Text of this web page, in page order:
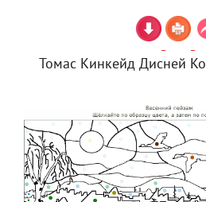
Томас Кинкейд Дисней